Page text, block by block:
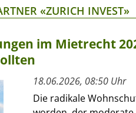
«ZURICH INVEST»
im Mietrecht
18.06.2026, 08:50 Uhr
Die radikale